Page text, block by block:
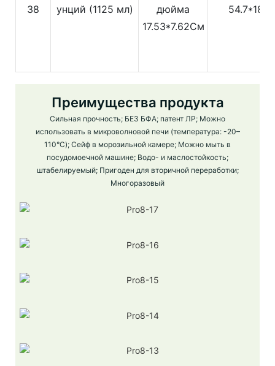
38
унций (1125 мл)
дюйма
17.53*7.62См
Преимущества продукта
Сильная прочность; БЕЗ БФА; патент ЛР; Можно
использовать в микроволновой печи (температура: -20–
110°C); Сейф в морозильной камере; Можно мыть в
посудомоечной машине; Водо- и маслостойкость;
штабелируемый; Пригоден для вторичной переработки;
Многоразовый